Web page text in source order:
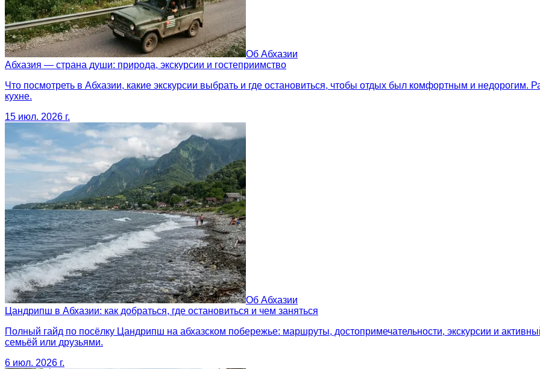
Об Абхазии
Абхазия — страна души: природа, экскурсии и гостеприимство
Что посмотреть в Абхазии, какие экскурсии выбрать и где остановиться, чтобы отдых был комфортным и недорогим.
кухне.
15 июл. 2026 г.
Об Абхазии
Цандрипш в Абхазии: как добраться, где остановиться и чем заняться
Полный гайд по посёлку Цандрипш на абхазском побережье: маршруты, достопримечательности, экскурсии и
семьёй или друзьями.
6 июл. 2026 г.